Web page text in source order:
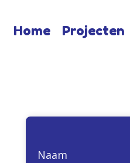
Home Projecten
Naam